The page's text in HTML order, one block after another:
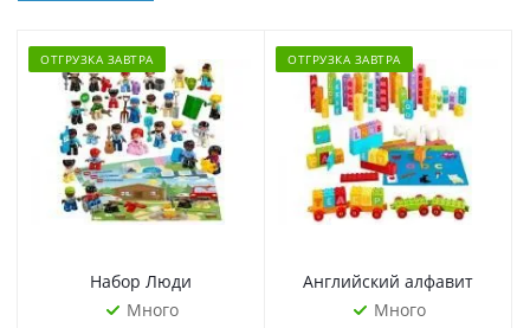
ОТГРУЗКА ЗАВТРА
Набор Люди
Много
ОТГРУЗКА ЗАВТРА
Английский алфавит
Много